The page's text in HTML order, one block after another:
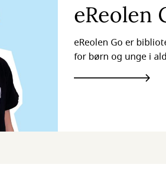
eReolen
eReolen Go er
for børn og unge i